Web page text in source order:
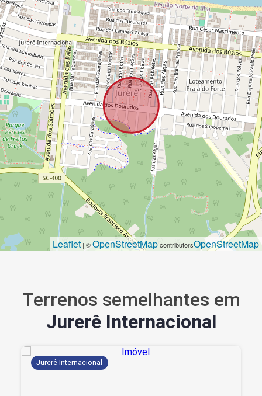
Leaflet | ©OpenStreetMapcontributorsOpenStreetMap
Terrenos semelhantes em
Jurerê Internacional
Jurerê Internacional